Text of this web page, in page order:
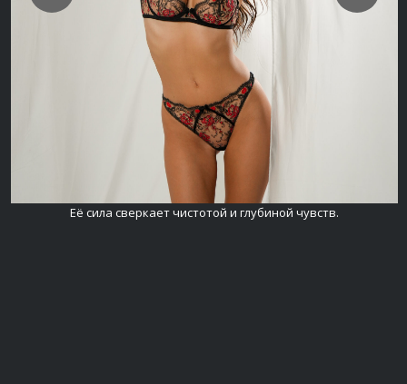
Её сила сверкает чистотой и глубиной чувств.